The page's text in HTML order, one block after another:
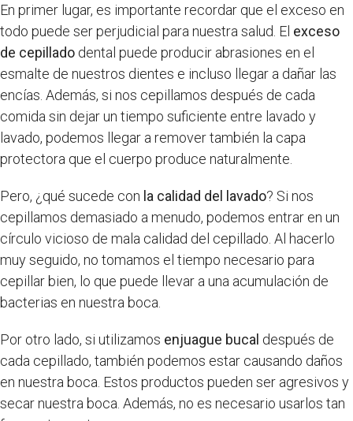
En primer lugar, es importante recordar que el exceso en
todo puede ser perjudicial para nuestra salud. El exceso
de cepillado dental puede producir abrasiones en el
esmalte de nuestros dientes e incluso llegar a dañar las
encías. Además, si nos cepillamos después de cada
comida sin dejar un tiempo suficiente entre lavado y
lavado, podemos llegar a remover también la capa
protectora que el cuerpo produce naturalmente.
Pero, ¿qué sucede con la calidad del lavado? Si nos
cepillamos demasiado a menudo, podemos entrar en un
círculo vicioso de mala calidad del cepillado. Al hacerlo
muy seguido, no tomamos el tiempo necesario para
cepillar bien, lo que puede llevar a una acumulación de
bacterias en nuestra boca.
Por otro lado, si utilizamos enjuague bucal después de
cada cepillado, también podemos estar causando daños
en nuestra boca. Estos productos pueden ser agresivos y
secar nuestra boca. Además, no es necesario usarlos tan